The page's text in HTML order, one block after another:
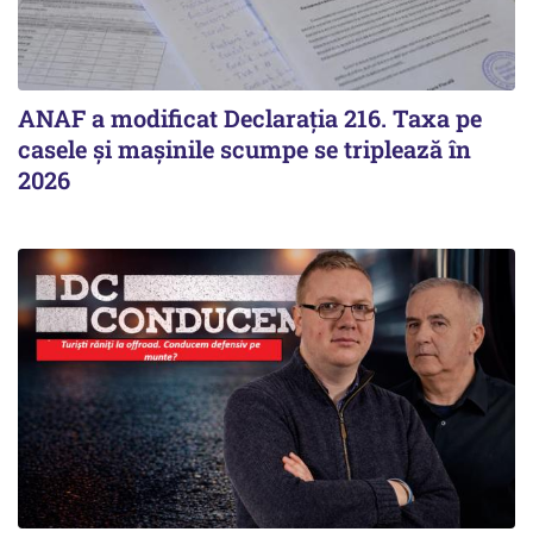
ANAF a modificat Declarația 216. Taxa pe
casele și mașinile scumpe se triplează în
2026